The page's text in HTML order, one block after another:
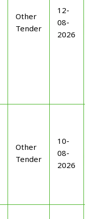
Other
Tender
12-
08-
2026
Other
Tender
10-
08-
2026